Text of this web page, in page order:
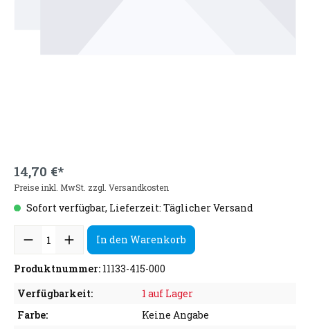
14,70 €*
Preise inkl. MwSt. zzgl. Versandkosten
Sofort verfügbar, Lieferzeit: Täglicher Versand
In den Warenkorb
Produktnummer: 11133-415-000
Verfügbarkeit:
1 auf Lager
Farbe:
Keine Angabe